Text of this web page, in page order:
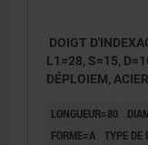
DOIGT
L1=28, S=15,
DÉPLOIEM,
LONGUEUR=80
FORME=A TYPE DE